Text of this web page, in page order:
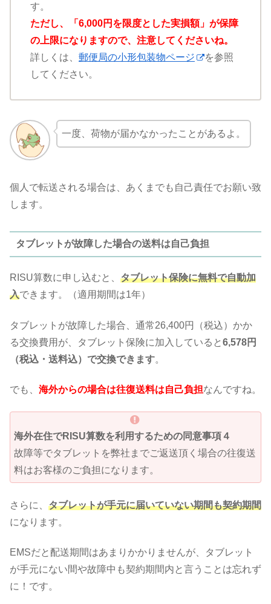
す。
ただし、「6,000円を限度とした実損額」が保障
の上限になりますので、注意してくださいね。
詳しくは、 郵便局の小形包装物ページ
を参照
してください。
一度、荷物が届かなかったことがあるよ。
個人で転送される場合は、あくまでも自己責任でお願い致
します。
タブレットが故障した場合の送料は自己負担
RISU算数に申し込むと、 タブレット保険に無料で自動加
入できます。（適用期間は1年）
タブレットが故障した場合、通常26,400円（税込）かか
る交換費用が、タブレット保険に加入していると6,578円
（税込・送料込）で交換できます。
でも、 海外からの場合は往復送料は自己負担なんですね。
海外在住でRISU算数を利用するための同意事項４
故障等でタブレットを弊社までご返送頂く場合の往復送
料はお客様のご負担になります。
さらに、 タブレットが手元に届いていない期間も契約期間
になります。
EMSだと配送期間はあまりかかりませんが、タブレット
が手元にない間や故障中も契約期間内と言うことは忘れず
に！です。